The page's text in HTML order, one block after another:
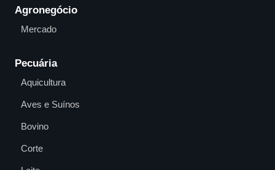
Agronegócio
Mercado
Pecuária
Aquicultura
Aves e Suínos
Bovino
Corte